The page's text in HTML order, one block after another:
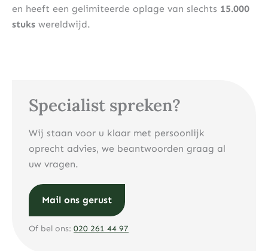
Specialist spreken?
Wij staan voor u klaar met persoonlijk
oprecht advies, we beantwoorden graag al
uw vragen.
Mail ons gerust
Of bel ons: 020 261 44 97
en heeft een gelimiteerde oplage van slechts 15.000
stuks wereldwijd.